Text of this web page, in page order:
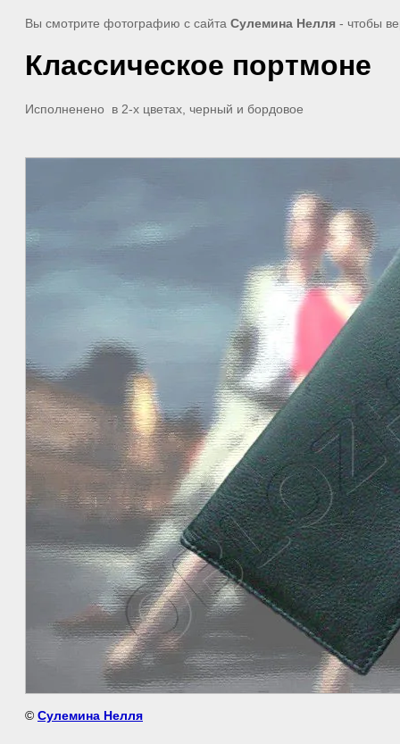
Вы смотрите фотографию с сайта Сулемина Нелля - чтобы
Классическое портмоне
Исполненено в 2-х цветах, черный и бордовое
© Сулемина Нелля